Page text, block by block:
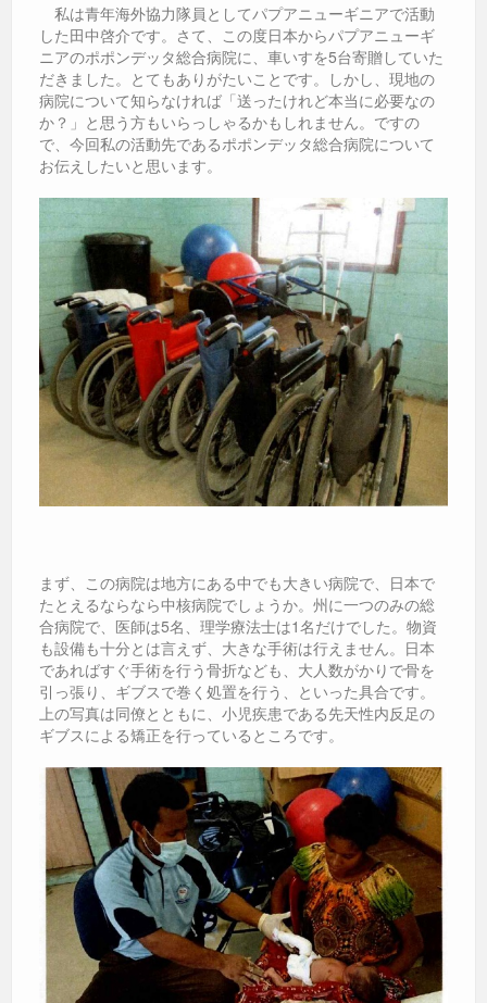
私は青年海外協力隊員としてパプアニューギニアで活動
した田中啓介です。さて、この度日本からパプアニューギ
ニアのポポンデッタ総合病院に、車いすを5台寄贈していた
だきました。とてもありがたいことです。しかし、現地の
病院について知らなければ「送ったけれど本当に必要なの
か？」と思う方もいらっしゃるかもしれません。ですの
で、今回私の活動先であるポポンデッタ総合病院について
お伝えしたいと思います。
まず、この病院は地方にある中でも大きい病院で、日本で
たとえるならなら中核病院でしょうか。州に一つのみの総
合病院で、医師は5名、理学療法士は1名だけでした。物資
も設備も十分とは言えず、大きな手術は行えません。日本
であればすぐ手術を行う骨折なども、大人数がかりで骨を
引っ張り、ギブスで巻く処置を行う、といった具合です。
上の写真は同僚とともに、小児疾患である先天性内反足の
ギブスによる矯正を行っているところです。